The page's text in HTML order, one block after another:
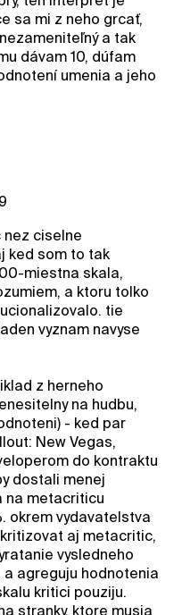
sa mi z neho grcať,
a tak
dávam 10, dúfam
umenia a jeho
nez ciselne
ked som to tak
miestna skala,
a ktoru tolko
tie
vyznam navyse
z herneho
na hudbu,
- ked par
New Vegas,
do kontraktu
dostali menej
na metacriticu
okrem vydavatelstva
aj metacritic,
vysledneho
agreguju hodnotenia
kritici pouziju.
stranky, ktore musia